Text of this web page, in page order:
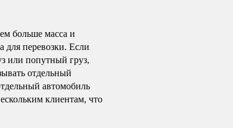
больше масса и
для перевозки. Если
или попутный груз,
отдельный
автомобиль
клиентам, что